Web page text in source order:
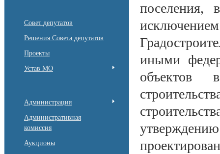
Совет депутатов
Решения Совета депутатов
Проекты
Устав МО
Администрация
Административная
комиссия
Аукционы
поселения,
иными
объектов